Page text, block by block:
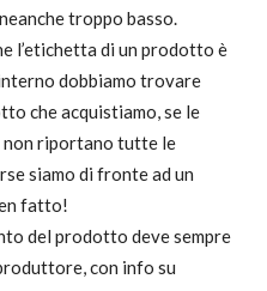
troppo basso.
l’etichetta di un prodotto è
dobbiamo trovare
che acquistiamo, se le
riportano tutte le
siamo di fronte ad un
fatto!
del prodotto deve sempre
con info su